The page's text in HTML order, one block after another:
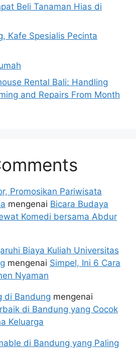
Beli Tanaman Hias di
Kafe Spesialis Pecinta
Rental Bali: Handling
and Repairs From Month
Promosikan Pariwisata
mengenai Bicara Budaya
Komedi bersama Abdur
Biaya Kuliah Universitas
mengenai Simpel, Ini 6 Cara
Nyaman
di Bandung mengenai
di Bandung yang Cocok
Keluarga
di Bandung yang Paling